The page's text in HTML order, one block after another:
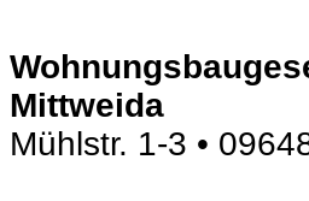
Mittweida
Mühlstr. 1-3 •